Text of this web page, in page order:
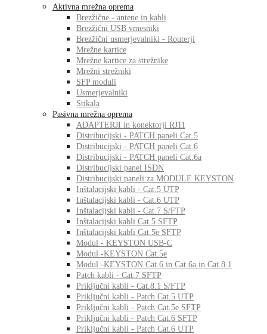
Aktivna mrežna oprema
Brezžične - antene in kabli
Brezžični USB vmesniki
Brezžični usmerjevalniki - Routerji
Mrežne kartice
Mrežne kartice za strežnike
Mrežni strežniki
SFP moduli
Usmerjevalniki
Stikala
Pasivna mrežna oprema
ADAPTERJI in konektorji RJ11
Distribucijski - PATCH paneli Cat.5
Distribucijski - PATCH paneli Cat.6
Distribucijski - PATCH paneli Cat.6a
Distribucijski panel ISDN
Distribucijski paneli za MODULE KEYSTON
Inštalacijski kabli - Cat.5 UTP
Inštalacijski kabli - Cat.6 UTP
Inštalacijski kabli - Cat.7 S/FTP
Inštalacijski kabli Cat.5 SFTP
Inštalacijski kabli Cat.5e SFTP
Modul - KEYSTON USB-C
Modul -KEYSTON Cat.5e
Modul -KEYSTON Cat.6 in Cat.6a in Cat.8.1
Patch kabli - Cat.7 SFTP
Priključni kabli - Cat.8.1 S/FTP
Priključni kabli - Patch Cat.5 UTP
Priključni kabli - Patch Cat.5e SFTP
Priključni kabli - Patch Cat.6 SFTP
Priključni kabli - Patch Cat.6 UTP